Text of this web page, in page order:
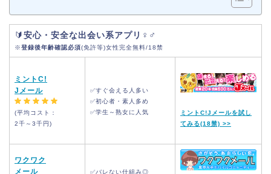
🔰安心・安全な出会い系アプリ ♀♂
※登録後年齢確認必須(免許等)女性完全無料/18禁
ミントC!
Jメール
(平均コスト：
2千～3千円)
✅すぐ会える人多い
✅初心者・素人多め
✅学生～熟女に人気
ミントC!Jメールを試し
てみる(18禁) >>
ワクワク
メール
✅バレない仕組み◎